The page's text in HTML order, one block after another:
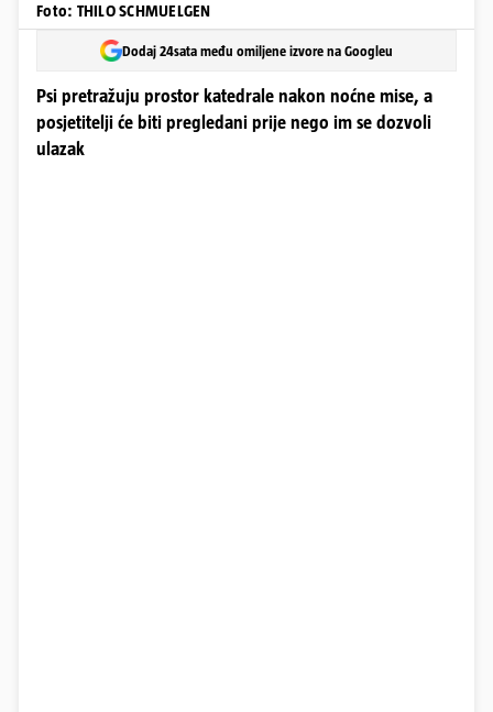
Foto: THILO SCHMUELGEN
Dodaj 24sata među omiljene izvore na Googleu
Psi pretražuju prostor katedrale nakon noćne mise, a
posjetitelji će biti pregledani prije nego im se dozvoli
ulazak